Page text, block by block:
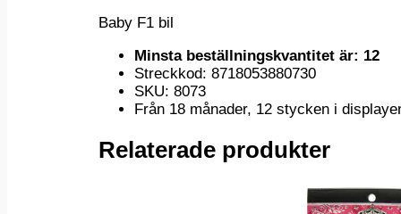
Baby F1 bil
Minsta beställningskvantitet är: 12
Streckkod: 8718053880730
SKU: 8073
Från 18 månader, 12 stycken i
Relaterade produkter